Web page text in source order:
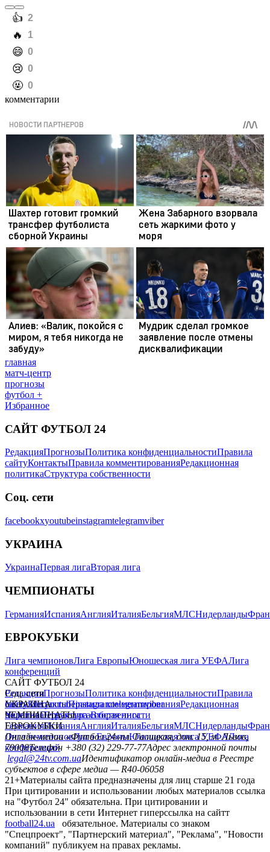
️👍 2
️🔥 1
️😄 0
️😢 0
️🤬 0
комментарии
главная
матч-центр
прогнозы
футбол +
Избранное
САЙТ ФУТБОЛ 24
РедакцияПрогнозыПолитика конфиденциальностиПравила
сайтуКонтактыПравила комментированияРедакционная
политикаСтруктура собственности
Соц. сети
facebookxyoutubeinstagramtelegramviber
УКРАИНА
УкраинаПервая лигаВторая лига
ЧЕМПИОНАТЫ
ГерманияИспанияАнглияИталияБельгияМЛСНидерланды
ЕВРОКУБКИ
Лига чемпионовЛига ЕвропыЮношеская лига УЕФАЛига
конференций
САЙТ ФУТБОЛ 24
РедакцияПрогнозыПолитика конфиденциальностиПравила
сайтуКонтактыПравила комментированияРедакционная
политикаСтруктура собственности
Соц. сети
facebookxyoutubeinstagramtelegramviber
УКРАИНА
УкраинаПервая лигаВторая лига
ЧЕМПИОНАТЫ
ГерманияИспанияАнглияИталияБельгияМЛСНидерланды
ЕВРОКУБКИ
Лига чемпионовЛига ЕвропыЮношеская лига УЕФАЛига
конференций
Онлайн-медиа «Футбол 24»пл. Галицкая, дом. 15, м. Львов,
79008Телефон +380 (32) 229-77-77Адрес электронной почты
legal@24tv.com.uaИдентификатор онлайн-медиа в Реестре
субъектов в сфере медиа — R40-06058
21+Материалы сайта предназначены для лиц старше 21 года
При цитировании и использовании любых материалов ссылка
на "Футбол 24" обязательна. При цитировании и
использовании в сети Интернет гиперссылка на сайтт
football24.ua
обязательное. Материалы со знаком
"Спецпроект", "Партнерский материал", "Реклама", "Новости
компаний" публикуем на правах рекламы.